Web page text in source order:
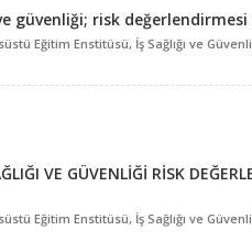
güvenliği; risk
Eğitim Enstitüsü, İş Sağlığı ve
VE GÜVENLİĞİ RİSK
Eğitim Enstitüsü, İş Sağlığı ve